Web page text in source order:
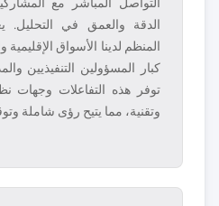
الدقة والعمق في التحليل.
المنظم لدينا الأسواق
كبار المسؤولين التنفيذيين
توفر هذه التفاعلات وجهات
وتقنية، مما يتيح رؤى شاملة